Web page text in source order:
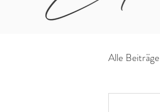
Alle Beiträge